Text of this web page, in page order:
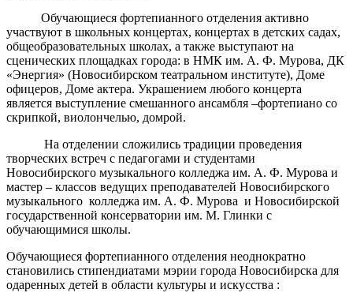
Обучающиеся фортепианного отделения активно
участвуют в школьных концертах, концертах в детских садах,
общеобразовательных школах, а также выступают на
сценических площадках города: в НМК им. А. Ф. Мурова, ДК
«Энергия» (Новосибирском театральном институте), Доме
офицеров, Доме актера. Украшением любого концерта
является выступление смешанного ансамбля –фортепиано со
скрипкой, виолончелью, домрой.
На отделении сложились традиции проведения
творческих встреч с педагогами и студентами
Новосибирского музыкального колледжа им. А. Ф. Мурова и
мастер – классов ведущих преподавателей Новосибирского
музыкального колледжа им. А. Ф. Мурова и Новосибирской
государственной консерватории им. М. Глинки с
обучающимися школы.
Обучающиеся фортепианного отделения неоднократно
становились стипендиатами мэрии города Новосибирска для
одаренных детей в области культуры и искусства :